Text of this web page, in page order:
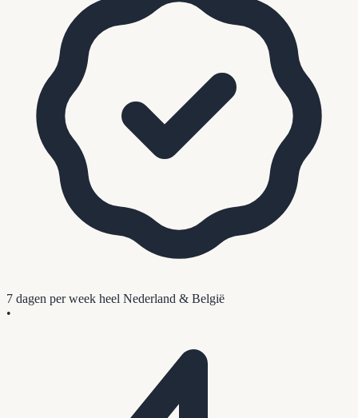
7 dagen per week heel Nederland & België
•